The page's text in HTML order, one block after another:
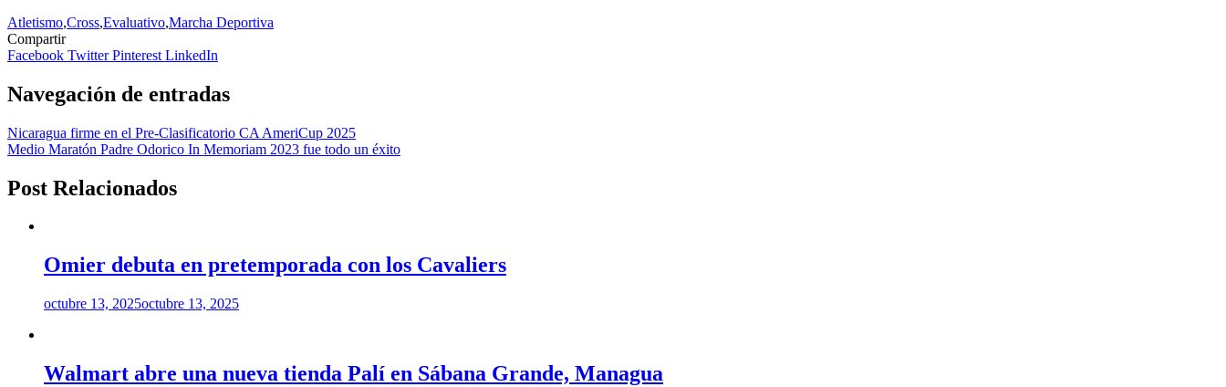
Atletismo,Cross,Evaluativo,Marcha Deportiva
Compartir
Facebook TwitterPinterest LinkedIn
Navegación de entradas
Nicaragua firme en el Pre-Clasificatorio CA AmeriCup 2025
Medio Maratón Padre Odorico In Memoriam 2023 fue todo un éxito
Post Relacionados
Omier debuta en pretemporada con los Cavaliers
octubre 13, 2025octubre 13, 2025
Walmart abre una nueva tienda Palí en Sábana Grande, Managua